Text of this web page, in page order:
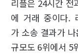
리플은 24시간
에 거래 중이다.
가 소송 결과가
규모도 6위에서 5